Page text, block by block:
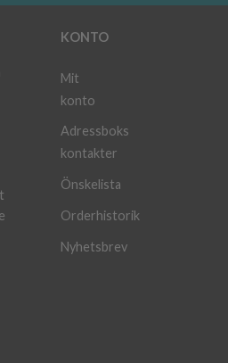
KONTO
Mit
konto
Adressboks
kontakter
Önskelista
Orderhistorik
Nyhetsbrev